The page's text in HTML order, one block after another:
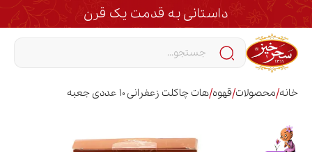
داستانی به قدمت یک قرن
خانه/محصولات/قهوه/هات چاکلت زعفرانی 10 عددی جعبه